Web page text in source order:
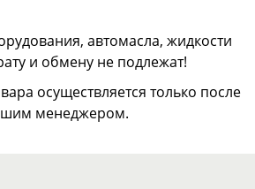
автомасла, жидкости
и обмену не подлежат!
осуществляется только после
менеджером.